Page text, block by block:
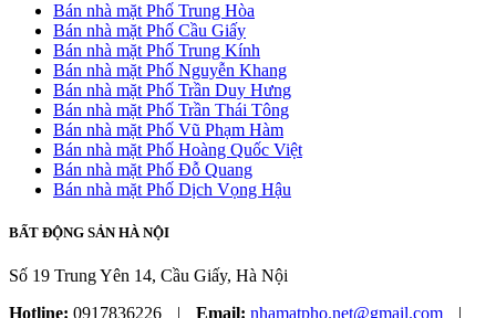
Bán nhà mặt Phố Trung Hòa
Bán nhà mặt Phố Cầu Giấy
Bán nhà mặt Phố Trung Kính
Bán nhà mặt Phố Nguyễn Khang
Bán nhà mặt Phố Trần Duy Hưng
Bán nhà mặt Phố Trần Thái Tông
Bán nhà mặt Phố Vũ Phạm Hàm
Bán nhà mặt Phố Hoàng Quốc Việt
Bán nhà mặt Phố Đỗ Quang
Bán nhà mặt Phố Dịch Vọng Hậu
BẤT ĐỘNG SẢN HÀ NỘI
Số 19 Trung Yên 14, Cầu Giấy, Hà Nội
Hotline: 0917836226 | Email: nhamatpho.net@gmail.com |